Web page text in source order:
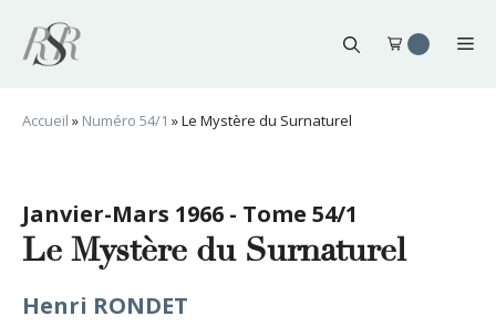
contenu
Accueil » Numéro 54/1 »Le Mystère du Surnaturel
Janvier-Mars 1966 - Tome 54/1
Le Mystère du Surnaturel
Henri RONDET